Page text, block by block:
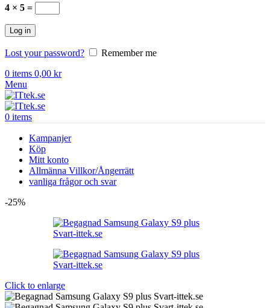
4 × 5 =
Log in
Lost your password?
Remember me
0 items 0,00 kr
Menu
0 items
Kampanjer
Köp
Mitt konto
Allmänna Villkor/Ångerrätt
vanliga frågor och svar
-25%
Click to enlarge